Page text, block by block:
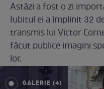
Astăzi a fost o zi
Iubitul ei a împlinit 32
transmis lui Victor
făcut publice imagini
lor.
GALERIE (4)